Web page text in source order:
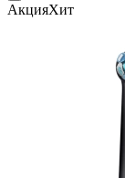
АкцияХит